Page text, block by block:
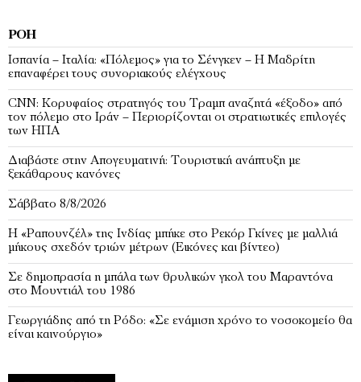
ΡΟΉ
Ισπανία – Ιταλία: «Πόλεμος» για το Σένγκεν – Η Μαδρίτη
επαναφέρει τους συνοριακούς ελέγχους
CNN: Κορυφαίος στρατηγός του Τραμπ αναζητά «έξοδο» από
τον πόλεμο στο Ιράν – Περιορίζονται οι στρατιωτικές επιλογές
των ΗΠΑ
Διαβάστε στην Απογευματινή: Τουριστική ανάπτυξη με
ξεκάθαρους κανόνες
Σάββατο 8/8/2026
Η «Ραπουνζέλ» της Ινδίας μπήκε στο Ρεκόρ Γκίνες με μαλλιά
μήκους σχεδόν τριών μέτρων (Εικόνες και βίντεο)
Σε δημοπρασία η μπάλα των θρυλικών γκολ του Μαραντόνα
στο Μουντιάλ του 1986
Γεωργιάδης από τη Ρόδο: «Σε ενάμιση χρόνο το νοσοκομείο θα
είναι καινούργιο»